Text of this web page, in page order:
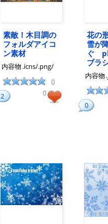
素敵！木目調の
フォルダアイコ
ン素材
内容物 .icns/.png/
0
2 0
花の
雪が
ぐ
ブラ
内容物
0